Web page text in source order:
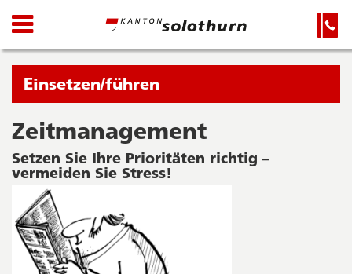
Kanton
Solothurn
Wichtige
Seiten
Startseite
Hauptnavigation
Inhalt
Sitemap
Navigation
und
Suche
Navigation
Sie
befinden
sich
gerade
in:
Einsetzen/führen
Zeitmanagement
Setzen Sie Ihre Prioritäten richtig –
vermeiden Sie Stress!